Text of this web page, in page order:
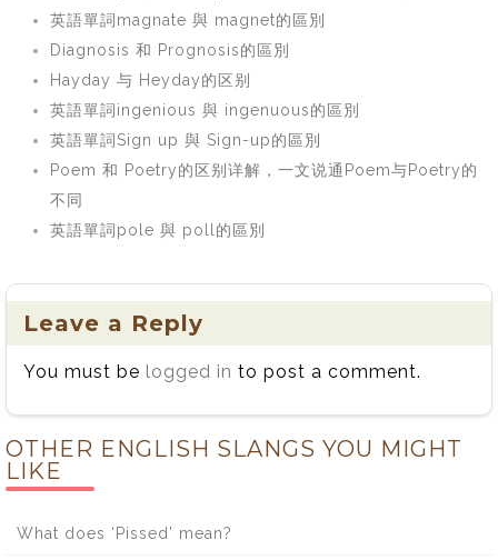
英語單詞magnate 與 magnet的區別
Diagnosis 和 Prognosis的區別
Hayday 与 Heyday的区别
英語單詞ingenious 與 ingenuous的區別
英語單詞Sign up 與 Sign-up的區別
Poem 和 Poetry的区别详解，一文说通Poem与Poetry的
不同
英語單詞pole 與 poll的區別
Leave a Reply
You must be logged in to post a comment.
OTHER ENGLISH SLANGS YOU MIGHT
LIKE
What does ‘Pissed’ mean?